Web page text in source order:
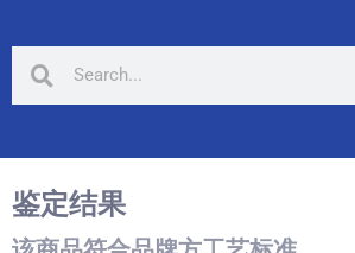
鉴定结果